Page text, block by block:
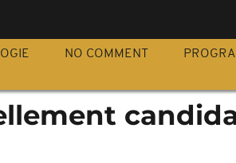
NO COMMENT